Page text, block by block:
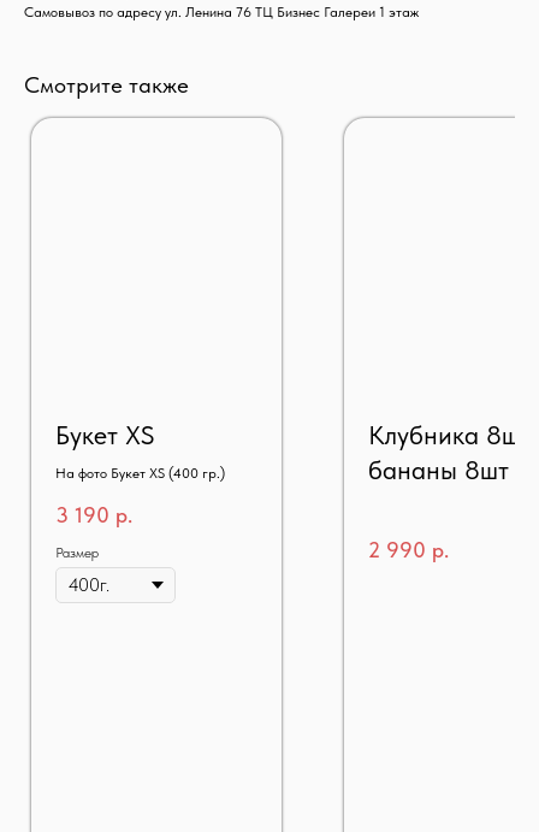
Самовывоз по адресу ул. Ленина 76 ТЦ Бизнес Галереи 1 этаж
Смотрите также
Букет XS
На фото Букет XS (400 гр.)
3 190 р.
Размер
Клубника 8шт
бананы 8шт
2 990 р.